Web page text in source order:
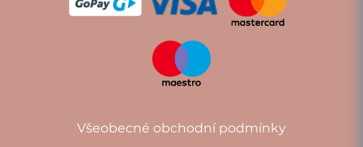
Všeobecné obchodní podmínky